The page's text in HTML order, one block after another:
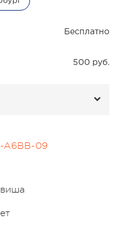
Бесплатно
500 руб.
A6BB-09